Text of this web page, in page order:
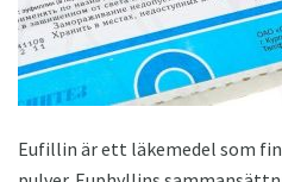
Eufillin är ett läkemedel som